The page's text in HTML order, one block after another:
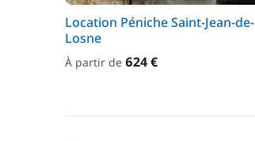
Location Péniche Saint-Jean-de-
Losne
À partir de 624 €